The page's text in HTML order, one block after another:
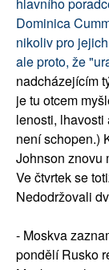
hlavního
Dominica
nikoliv pro
ale proto, že
nadcházejícím
je tu otcem
lenosti,
není schopen.)
Johnson znovu
Ve čtvrtek se
Nedodržovali
- Moskva
pondělí Rusko